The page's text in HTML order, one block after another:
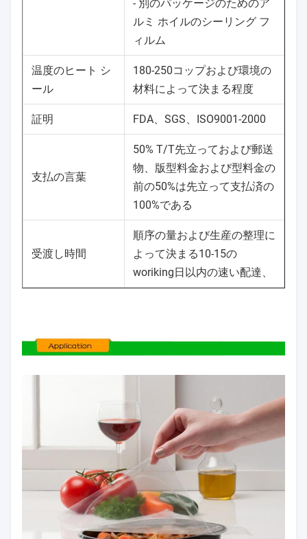
- 別のパッケージのためのア
ルミ ホイルのシーリング フ
ィルム
温度のヒート シ
ール
180-250コップおよび環境の
材料によって決まる程度
証明 FDA、SGS、ISO9001-2000
支払の言葉
50% T/T先立っておよび郵送
物、版型料金および型料金の
前の50%は先立って支払済の
100%である
受渡し時間
順序の量および生産の整理に
よって決まる10-15の
woriking日以内の速い配達、